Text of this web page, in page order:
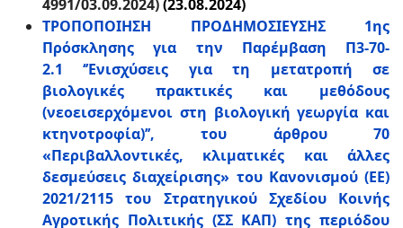
4991/03.09.2024)(23.08.2024)
ΤΡΟΠΟΠΟΙΗΣΗ ΠΡΟΔΗΜΟΣΙΕΥΣΗΣ 1ης
Πρόσκλησης για την Παρέμβαση Π3-70-
2.1 ‘’Ενισχύσεις για τη μετατροπή σε
βιολογικές πρακτικές και μεθόδους
(νεοεισερχόμενοι στη βιολογική γεωργία και
κτηνοτροφία)’’, του άρθρου 70
«Περιβαλλοντικές, κλιματικές και άλλες
δεσμεύσεις διαχείρισης» του Κανονισμού (ΕΕ)
2021/2115 του Στρατηγικού Σχεδίου Κοινής
Αγροτικής Πολιτικής (ΣΣ ΚΑΠ) της περιόδου